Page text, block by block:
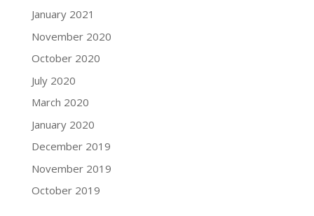
January 2021
November 2020
October 2020
July 2020
March 2020
January 2020
December 2019
November 2019
October 2019